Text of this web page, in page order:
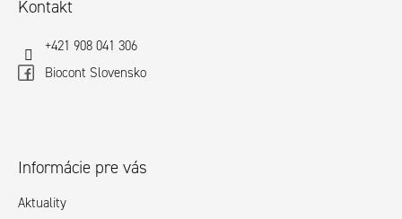
Kontakt
+421 908 041 306
Biocont Slovensko
Informácie pre vás
Aktuality